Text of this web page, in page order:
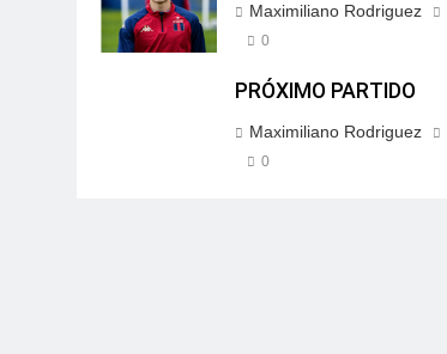
Maximiliano Rodriguez
0
PRÓXIMO PARTIDO
Maximiliano Rodriguez
0